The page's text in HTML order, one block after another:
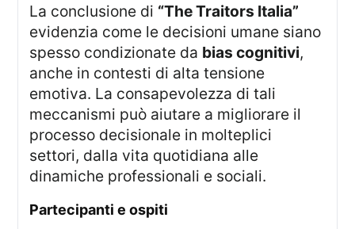
La conclusione di “The Traitors Italia”
evidenzia come le decisioni umane siano
spesso condizionate da bias cognitivi,
anche in contesti di alta tensione
emotiva. La consapevolezza di tali
meccanismi può aiutare a migliorare il
processo decisionale in molteplici
settori, dalla vita quotidiana alle
dinamiche professionali e sociali.
partecipanti e ospiti